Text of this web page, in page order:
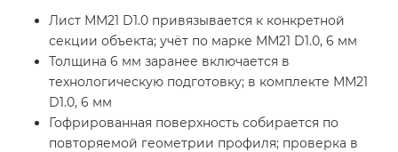
Лист ММ21 D1.0 привязывается к конкретной
секции объекта; учёт по марке ММ21 D1.0, 6 мм
Толщина 6 мм заранее включается в
технологическую подготовку; в комплекте ММ21
D1.0, 6 мм
Гофрированная поверхность собирается по
повторяемой геометрии профиля; проверка в